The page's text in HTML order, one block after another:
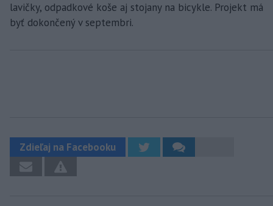
lavičky, odpadkové koše aj stojany na bicykle. Projekt má
byť dokončený v septembri.
Zdieľaj na Facebooku